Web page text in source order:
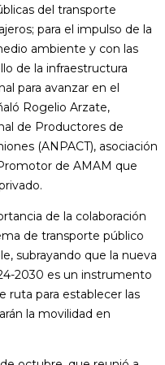
del transporte
para el impulso de la
ambiente y con las
de la infraestructura
para avanzar en el
Rogelio Arzate,
de Productores de
(ANPACT), asociación
de AMAM que
de la colaboración
de transporte público
subrayando que la nueva
2030 es un instrumento
ruta para establecer las
la movilidad en